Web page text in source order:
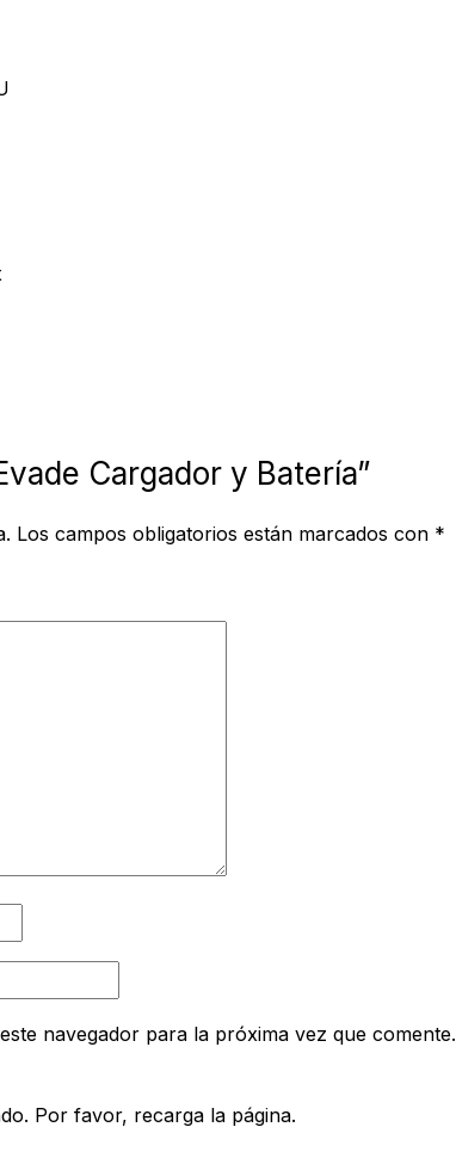
Cargador y Batería”
Los campos obligatorios están marcados con *
navegador para la próxima vez que comente.
Por favor, recarga la página.